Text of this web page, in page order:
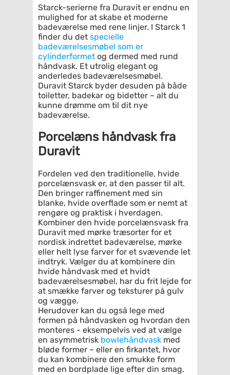
Starck-serierne fra Duravit er endnu en
mulighed for at skabe et moderne
badeværelse med rene linjer. I Starck 1
finder du det specielle
badeværelsesmøbel som er
cylinderformet og dermed med rund
håndvask. Et utrolig elegant og
anderledes badeværelsesmøbel.
Duravit Starck byder desuden på både
toiletter, badekar og bidetter – alt du
kunne drømme om til dit nye
badeværelse.
Porcelæns håndvask fra
Duravit
Fordelen ved den traditionelle, hvide
porcelænsvask er, at den passer til alt.
Den bringer raffinement med sin
blanke, hvide overflade som er nemt at
rengøre og praktisk i hverdagen.
Kombiner den hvide porcelænsvask fra
Duravit med mørke træsorter for et
nordisk indrettet badeværelse, mørke
eller helt lyse farver for et svævende let
indtryk. Vælger du at kombinere din
hvide håndvask med et hvidt
badeværelsesmøbel, har du frit lejde for
at smække farver og teksturer på gulv
og vægge.
Herudover kan du også lege med
formen på håndvasken og hvordan den
monteres - eksempelvis ved at vælge
en asymmetrisk bowlehåndvask med
bløde former – eller en firkantet, hvor
du kan kombinere den smukke form
med en bordplade lige efter din smag.